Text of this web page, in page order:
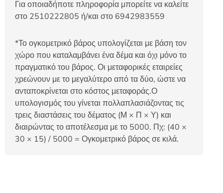
Για οποιαδήποτε πληροφορία μπορείτε να καλείτε
στο 2510222805 ή/και στο 6942983559
*Το ογκομετρικό βάρος υπολογίζεται με βάση τον
χώρο που καταλαμβάνει ένα δέμα και όχι μόνο το
πραγματικό του βάρος. Οι μεταφορικές εταιρείες
χρεώνουν με το μεγαλύτερο από τα δύο, ώστε να
ανταποκρίνεται στο κόστος μεταφοράς.Ο
υπολογισμός του γίνεται πολλαπλασιάζοντας τις
τρεις διαστάσεις του δέματος (Μ × Π × Υ) και
διαιρώντας το αποτέλεσμα με το 5000. Πχ: (40 ×
30 × 15) / 5000 = Ογκομετρικό βάρος σε κιλά.